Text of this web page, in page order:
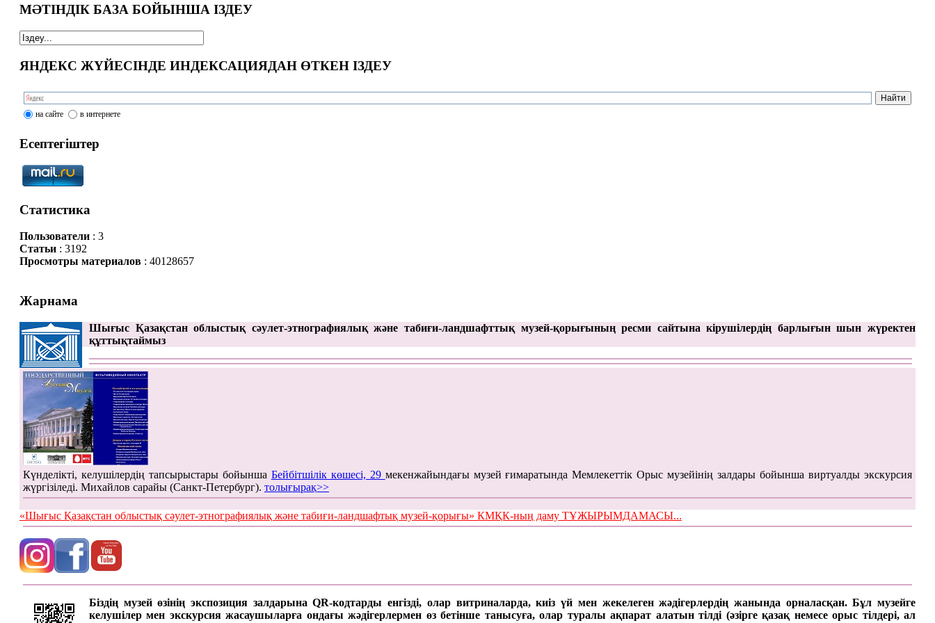
МӘТІНДІК БАЗА БОЙЫНША ІЗДЕУ
ЯНДЕКС ЖҮЙЕСІНДЕ ИНДЕКСАЦИЯДАН ӨТКЕН ІЗДЕУ
на сайте в интернете
Есептегіштер
Статистика
Пользователи: 3
Статьи: 3192
Просмотры материалов: 40128657
Жарнама
Шығыс Қазақстан облыстық сәулет-этнографиялық және табиғи-ландшафттық музей-қорығының ресми сайтына кірушілердің барлығын шын жүректен
құттықтаймыз
Күнделікті, келушілердің тапсырыстары бойынша Бейбітшілік көшесі, 29 мекенжайындағы музей ғимаратында Мемлекеттік Орыс музейінің залдары бойынша виртуалды экскурсия
жүргізіледі. Михайлов сарайы (Санкт-Петербург). толығырақ>>
«Шығыс Қазақстан облыстық сәулет-этнографиялық және табиғи-ландшафтық музей-қорығы» КМҚК-ның даму ТҰЖЫРЫМДАМАСЫ...
Біздің музей өзінің экспозиция залдарына QR-кодтарды енгізді, олар витриналарда, киіз үй мен жекелеген жәдігерлердің жанында орналасқан. Бұл музейге
келушілер мен экскурсия жасаушыларға ондағы жәдігерлермен өз бетінше танысуға, олар туралы ақпарат алатын тілді (әзірге қазақ немесе орыс тілдері, ал